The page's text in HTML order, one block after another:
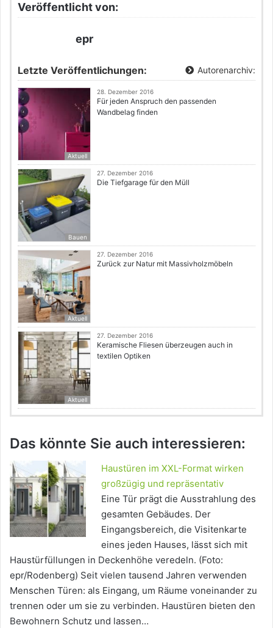
Veröffentlicht von:
epr
Letzte Veröffentlichungen: Autorenarchiv:
Aktuell
28. Dezember 2016
Für jeden Anspruch den passenden
Wandbelag finden
Bauen
27. Dezember 2016
Die Tiefgarage für den Müll
Aktuell
27. Dezember 2016
Zurück zur Natur mit Massivholzmöbeln
Aktuell
27. Dezember 2016
Keramische Fliesen überzeugen auch in
textilen Optiken
Das könnte Sie auch interessieren:
Haustüren im XXL-Format wirken
großzügig und repräsentativ
Eine Tür prägt die Ausstrahlung des
gesamten Gebäudes. Der
Eingangsbereich, die Visitenkarte
eines jeden Hauses, lässt sich mit
Haustürfüllungen in Deckenhöhe veredeln. (Foto:
epr/Rodenberg) Seit vielen tausend Jahren verwenden
Menschen Türen: als Eingang, um Räume voneinander zu
trennen oder um sie zu verbinden. Haustüren bieten den
Bewohnern Schutz und lassen…